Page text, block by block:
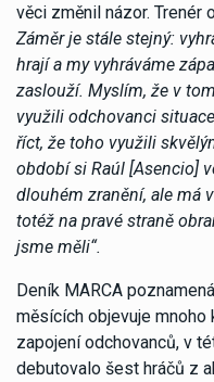
věci změnil názor. Trenér
Záměr je stále stejný:
hrají a my vyhráváme
zaslouží. Myslím, že v
využili odchovanci
říct, že toho využili
období si Raúl [Asencio]
dlouhém zranění, ale má
totéž na pravé straně
jsme měli“.
Deník MARCA
měsících objevuje
zapojení odchovanců, v
debutovalo šest hráčů z